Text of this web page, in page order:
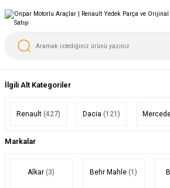
İlgili Alt Kategoriler
Renault (427) Dacia (121)
Markalar
Alkar(3) Behr Mahle (1)